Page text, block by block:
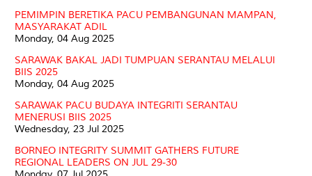
PEMIMPIN BERETIKA PACU PEMBANGUNAN MAMPAN,
MASYARAKAT ADIL
Monday, 04 Aug 2025
SARAWAK BAKAL JADI TUMPUAN SERANTAU MELALUI
BIIS 2025
Monday, 04 Aug 2025
SARAWAK PACU BUDAYA INTEGRITI SERANTAU
MENERUSI BIIS 2025
Wednesday, 23 Jul 2025
BORNEO INTEGRITY SUMMIT GATHERS FUTURE
REGIONAL LEADERS ON JUL 29-30